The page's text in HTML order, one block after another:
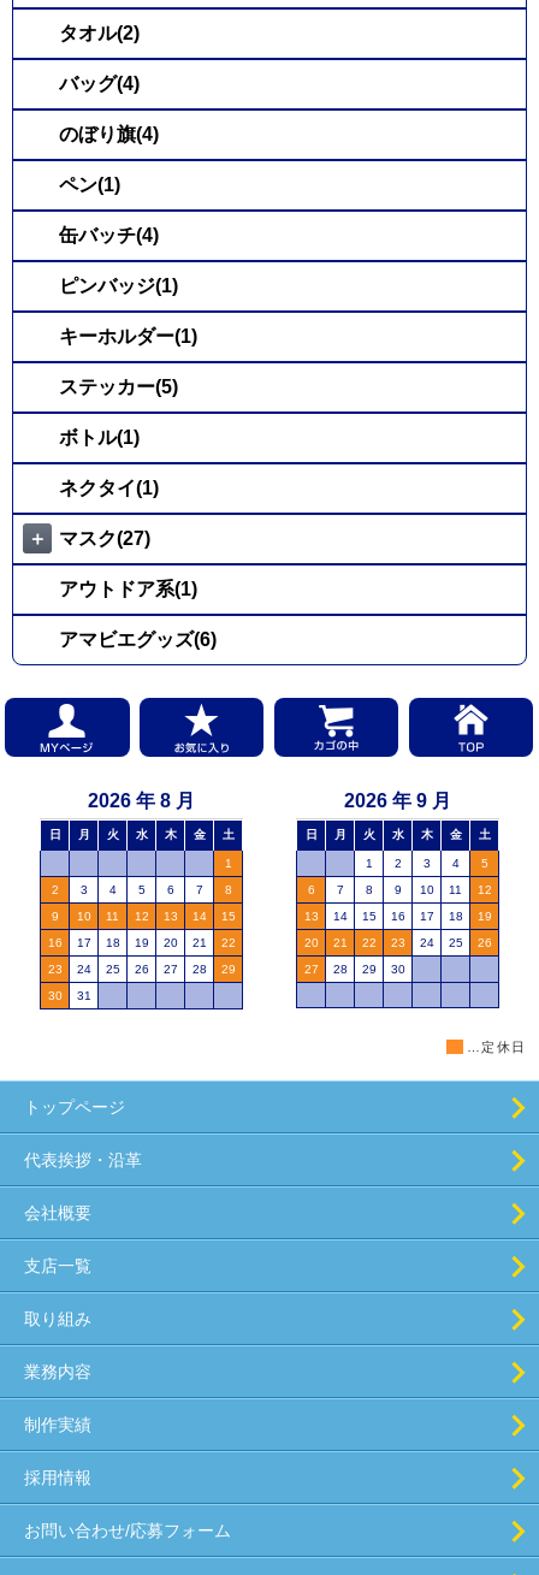
タオル(2)
バッグ(4)
のぼり旗(4)
ペン(1)
缶バッチ(4)
ピンバッジ(1)
キーホルダー(1)
ステッカー(5)
ボトル(1)
ネクタイ(1)
＋ マスク(27)
アウトドア系(1)
アマビエグッズ(6)
…定休日
トップページ
代表挨拶・沿革
会社概要
支店一覧
取り組み
業務内容
制作実績
採用情報
お問い合わせ/応募フォーム